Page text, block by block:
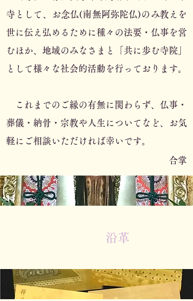
寺として、お念仏(南無阿弥陀仏)のみ教えを
世に伝え弘めるために種々の法要・仏事を営
むほか、地域のみなさまと「共に歩む寺院」
として様々な社会的活動を行っております。
これまでのご縁の有無に関わらず、仏事・
葬儀・納骨・宗教や人生についてなど、お気
軽にご相談いただければ幸いです。
合掌
沿革